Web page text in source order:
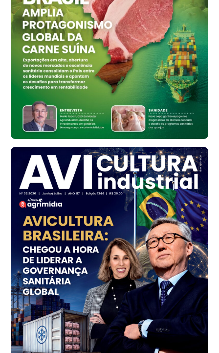
Ovo Vermelho - Regional
Vermelho
R$ 159,31
cx
Ovo Branco - Regional
Bastos (SP)
R$ 134,42
cx
Ovo Vermelho - Regional
Bastos (SP)
R$ 148,56
Frango - Indicador
R$ 7,16
kg
Frango - Indicador
SP
R$ 7,18
kg
Trigo Atacado - Regional
PR
R$ 1.414,46
t
Trigo Atacado - Regional
RS
R$ 1.314,61
t